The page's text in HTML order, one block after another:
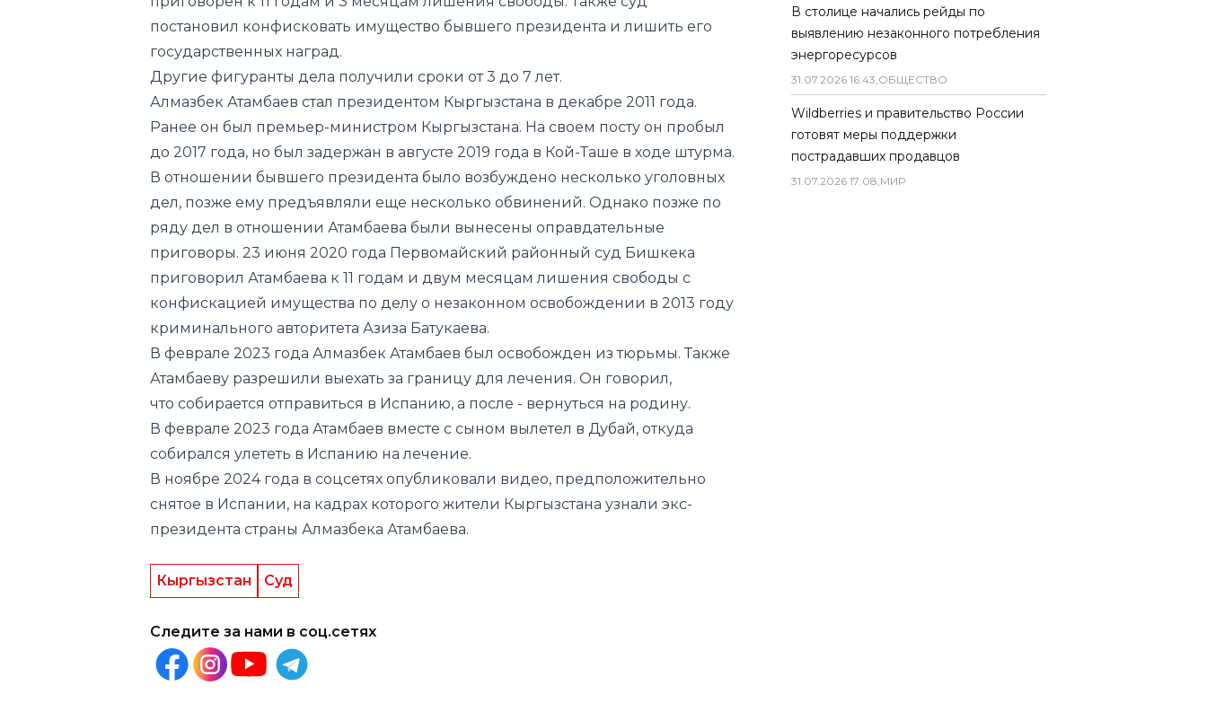
постановил конфисковать имущество бывшего президента и лишить его
государственных наград.
Другие фигуранты дела получили сроки от 3 до 7 лет.
Алмазбек Атамбаев стал президентом Кыргызстана в декабре 2011 года.
Ранее он был премьер-министром Кыргызстана. На своем посту он пробыл
до 2017 года, но был задержан в августе 2019 года в Кой-Таше в ходе штурма.
В отношении бывшего президента было возбуждено несколько уголовных
дел, позже ему предъявляли еще несколько обвинений. Однако позже по
ряду дел в отношении Атамбаева были вынесены оправдательные
приговоры. 23 июня 2020 года Первомайский районный суд Бишкека
приговорил Атамбаева к 11 годам и двум месяцам лишения свободы с
конфискацией имущества по делу о незаконном освобождении в 2013 году
криминального авторитета Азиза Батукаева.
В феврале 2023 года Алмазбек Атамбаев был освобожден из тюрьмы. Также
Атамбаеву разрешили выехать за границу для лечения. Он говорил,
что собирается отправиться в Испанию, а после - вернуться на родину.
В феврале 2023 года Атамбаев вместе с сыном вылетел в Дубай, откуда
собирался улететь в Испанию на лечение.
В ноябре 2024 года в соцсетях опубликовали видео, предположительно
снятое в Испании, на кадрах которого жители Кыргызстана узнали экс-
президента страны Алмазбека Атамбаева.
Кыргызстан Суд
Следите за нами в соц.сетях
В столице начались рейды по
выявлению незаконного потребления
энергоресурсов
31.07.2026 16:43,ОБЩЕСТВО
Wildberries и правительство России
готовят меры поддержки
пострадавших продавцов
31.07.2026 17:08,МИР